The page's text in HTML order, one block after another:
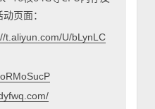
页面：
t.aliyun.com/U/bLynLC